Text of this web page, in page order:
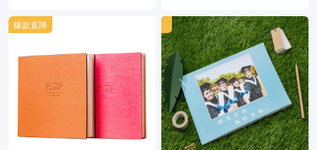
爆款直降